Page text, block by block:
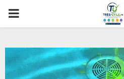
PRIMARY